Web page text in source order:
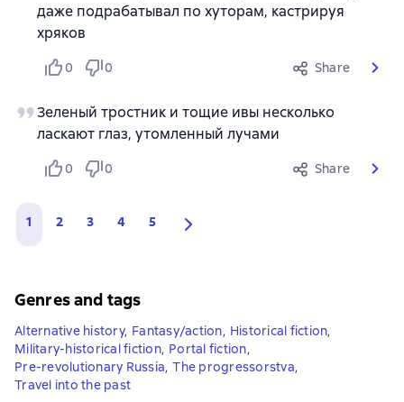
даже подрабатывал по хуторам, кастрируя
хряков
0 0 Share
Зеленый тростник и тощие ивы несколько
ласкают глаз, утомленный лучами
0 0 Share
1 2 3 4 5
Genres and tags
Alternative history, Fantasy/action, Historical fiction,
Military-historical fiction, Portal fiction,
Pre-revolutionary Russia, The progressorstva,
Travel into the past